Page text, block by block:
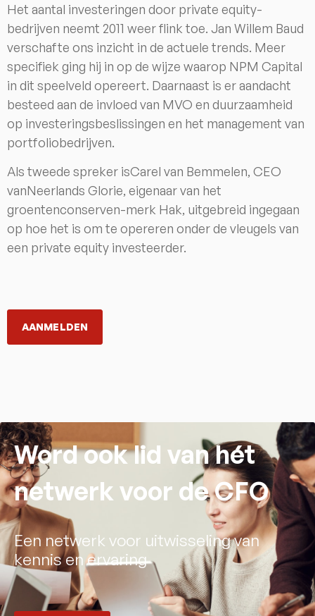
Het aantal investeringen door private equity-
bedrijven neemt 2011 weer flink toe. Jan Willem Baud
verschafte ons inzicht in de actuele trends. Meer
specifiek ging hij in op de wijze waarop NPM Capital
in dit speelveld opereert. Daarnaast is er aandacht
besteed aan de invloed van MVO en duurzaamheid
op investeringsbeslissingen en het management van
portfoliobedrijven.
Als tweede spreker isCarel van Bemmelen, CEO
vanNeerlands Glorie, eigenaar van het
groentenconserven-merk Hak, uitgebreid ingegaan
op hoe het is om te opereren onder de vleugels van
een private equity investeerder.
AANMELDEN
Word ook lid van hét
netwerk voor de CFO
Een netwerk voor uitwisseling van
kennis en ervaring